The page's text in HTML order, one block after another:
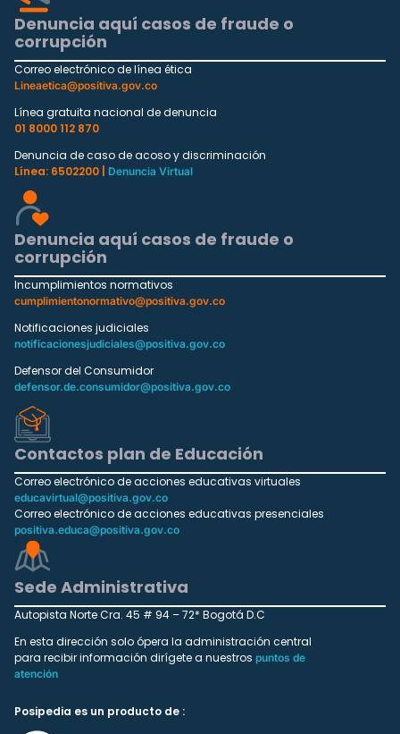
Denuncia aquí casos de fraude o
corrupción
Correo electrónico de línea ética
Lineaetica@positiva.gov.co
Línea gratuita nacional de denuncia
01 8000 112 870
Denuncia de caso de acoso y discriminación
Línea: 6502200 |
Denuncia Virtual
Denuncia aquí casos de fraude o
corrupción
Incumplimientos normativos
cumplimientonormativo@positiva.gov.co
Notificaciones judiciales
notificacionesjudiciales@positiva.gov.co
Defensor del Consumidor
defensor.de.consumidor@positiva.gov.co
Contactos plan de Educación
Correo electrónico de acciones educativas virtuales
educavirtual@positiva.gov.co
Correo electrónico de acciones educativas presenciales
positiva.educa@positiva.gov.co
Sede Administrativa
Autopista Norte Cra. 45 # 94 – 72* Bogotá D.C
En esta dirección solo ópera la administración central
para recibir información dirígete a nuestros puntos de
atención
Posipedia es un producto de :